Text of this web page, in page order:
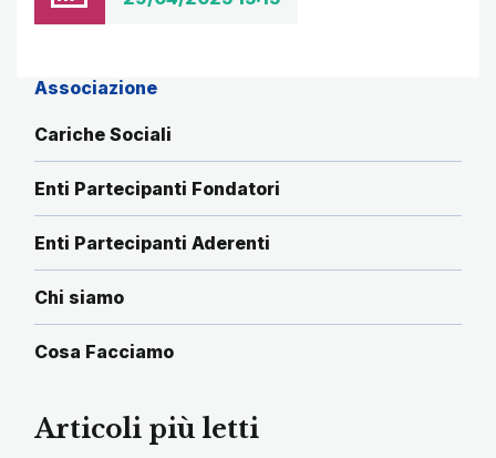
Associazione
Cariche Sociali
Enti Partecipanti Fondatori
Enti Partecipanti Aderenti
Chi siamo
Cosa Facciamo
Articoli più letti